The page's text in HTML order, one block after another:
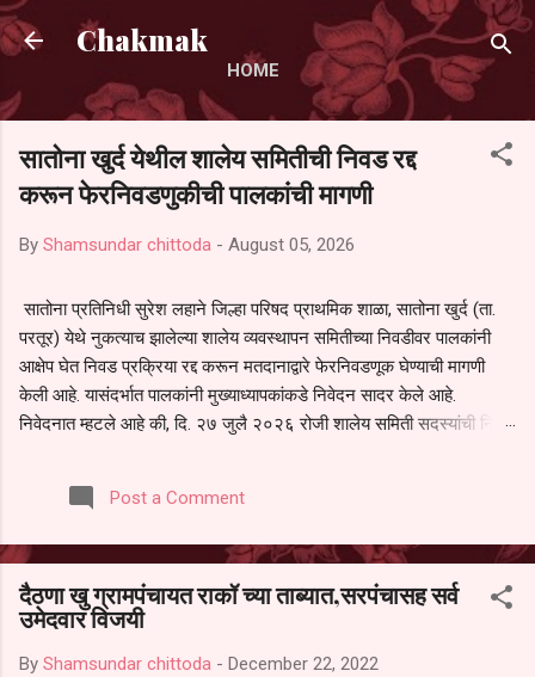
Skip to main content
Chakmak
HOME
सातोना खुर्द येथील शालेय समितीची निवड रद्द
करून फेरनिवडणुकीची पालकांची मागणी
By Shamsundar chittoda - August 05, 2026
सातोना प्रतिनिधी सुरेश लहाने जिल्हा परिषद प्राथमिक शाळा, सातोना खुर्द (ता.
परतूर) येथे नुकत्याच झालेल्या शालेय व्यवस्थापन समितीच्या निवडीवर पालकांनी
आक्षेप घेत निवड प्रक्रिया रद्द करून मतदानाद्वारे फेरनिवडणूक घेण्याची मागणी
केली आहे. यासंदर्भात पालकांनी मुख्याध्यापकांकडे निवेदन सादर केले आहे.
निवेदनात म्हटले आहे की, दि. २७ जुलै २०२६ रोजी शालेय समिती सदस्यांची निवड
पालकांना देण्यात आली नसल्याने मोठ्या संख्येने पालक बैठकीस उपस्थित राहू शकले
नाहीत. तसेच सर्व पालकांना विश्वासात न घेता निवड प्रक्रिया पूर्ण करण्यात
करण्यात यावी आणि सर्व पालकांच्या उपस्थितीत मतदान पद्धतीने शालेय समितीची
फेरनिवडणूक घेण्यात यावी, अशी मागणी पालकांनी केली आहे. या निवेदनाच्या प्रती
जिल्हा शिक्षण अधिकारी (प्राथमिक), जालना तसेच तालुका शिक्षण अधिकारी,
परतूर यांनाही पाठविण्यात आल्या असून प्रशासन याबाबत काय निर्णय घेते, याकडे
Post a Comment
दैठणा खु ग्रामपंचायत राकॉ च्या ताब्यात,सरपंचासह सर्व
उमेदवार विजयी
By Shamsundar chittoda - December 22, 2022